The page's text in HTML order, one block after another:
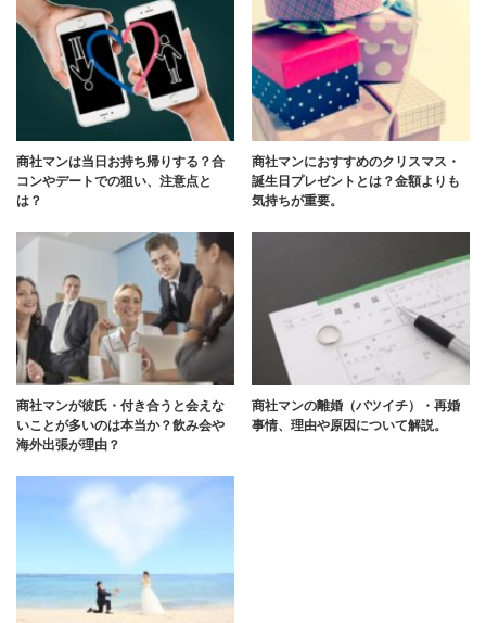
商社マンは当日お持ち帰りする？合
コンやデートでの狙い、注意点と
は？
商社マンにおすすめのクリスマス・
誕生日プレゼントとは？金額よりも
気持ちが重要。
商社マンが彼氏・付き合うと会えな
いことが多いのは本当か？飲み会や
海外出張が理由？
商社マンの離婚（バツイチ）・再婚
事情、理由や原因について解説。